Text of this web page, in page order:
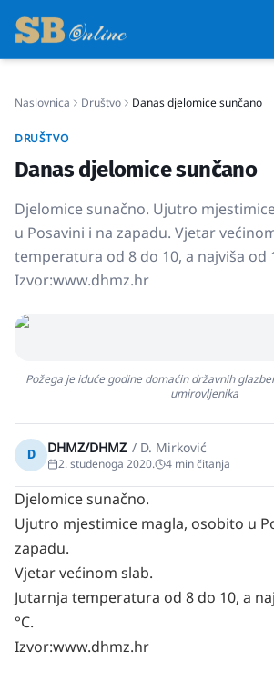
Gospodarstvo
Život
Crna kronika
Sport
Osmrtnice
Naslovnica Društvo Danas djelomice sunčano
DRUŠTVO
Danas djelomice sunčano
Djelomice sunačno. Ujutro
u Posavini i na zapadu. Vjetar
temperatura od 8 do 10, a najviša od
Izvor:www.dhmz.hr
Požega je iduće godine domaćin državnih
umirovljenika
D DHMZ/DHMZ / D. Mirković
2. studenoga 2020. 4 min čitanja
Djelomice sunačno.
Ujutro mjestimice magla, osobito u
zapadu.
Vjetar većinom slab.
Jutarnja temperatura od 8 do 10, a
°C.
Izvor:www.dhmz.hr